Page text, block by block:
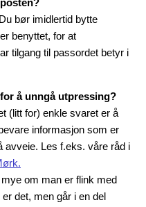
bør imidlertid bytte
benyttet, for at
tilgang til passordet betyr i
å unngå utpressing?
(litt for) enkle svaret er å
informasjon som er
avveie. Les f.eks. våre råd i
om man er flink med
det, men går i en del